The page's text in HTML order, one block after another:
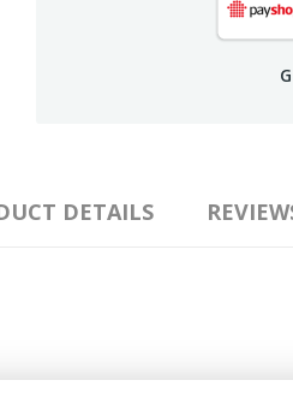
DETAILS